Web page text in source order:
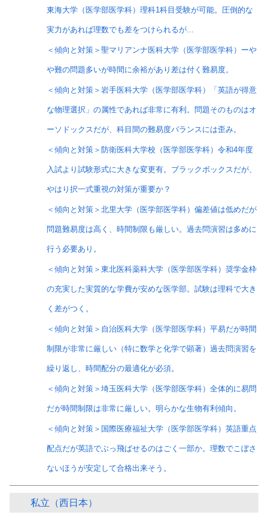
東海大学（医学部医学科）理科1科目受験が可能。圧倒的な
実力があれば理数でも差をつけられるが...
＜傾向と対策＞聖マリアンナ医科大学（医学部医学科）ーや
や難の問題多いが時間に余裕があり差は付く難易度。
＜傾向と対策＞岩手医科大学（医学部医学科）「英語が得意
な物理選択」の属性であれば非常に有利。問題そのものはオ
ーソドックスだが、科目間の難易度バランスには歪み。
＜傾向と対策＞防衛医科大学校（医学部医学科）令和4年度
入試より試験形式に大きな変更有。ブラックボックスだが、
やはり択一式重視の対策が重要か？
＜傾向と対策＞北里大学（医学部医学科）偏差値は低めだが
問題難易度は高く、時間制限も厳しい。過去問演習は多めに
行う必要あり。
＜傾向と対策＞東北医科薬科大学（医学部医学科）奨学金枠
の充実した実質的な学費が安めな医学部。試験は理科で大き
く差がつく。
＜傾向と対策＞自治医科大学（医学部医学科）平易だが時間
制限が非常に厳しい（特に数学と化学で顕著）過去問演習を
繰り返し、時間配分の最適化が必須。
＜傾向と対策＞埼玉医科大学（医学部医学科）全体的に易問
だが時間制限は非常に厳しい。明らかな生物有利傾向。
＜傾向と対策＞国際医療福祉大学（医学部医学科）英語重点
配点だが英語でぶっ飛ばせるのはごく一部か。理数でこぼさ
ないほうが安定して合格出来そう。
私立（西日本）